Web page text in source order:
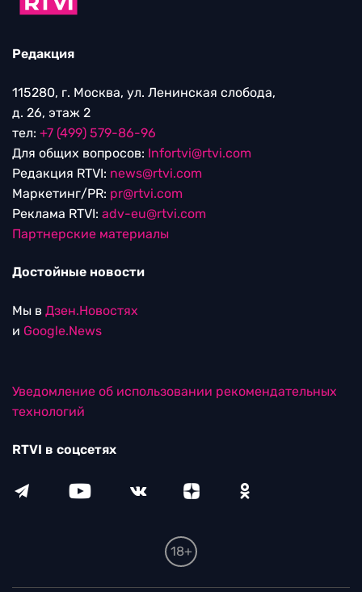
Редакция
115280, г. Москва, ул. Ленинская слобода,
д. 26, этаж 2
тел: +7 (499) 579-86-96
Для общих вопросов: Infortvi@rtvi.com
Редакция RTVI: news@rtvi.com
Маркетинг/PR: pr@rtvi.com
Реклама RTVI: adv-eu@rtvi.com
Партнерские материалы
Достойные новости
Мы в Дзен.Новостях
и Google.News
Уведомление об использовании рекомендательных
технологий
RTVI в соцсетях
18+